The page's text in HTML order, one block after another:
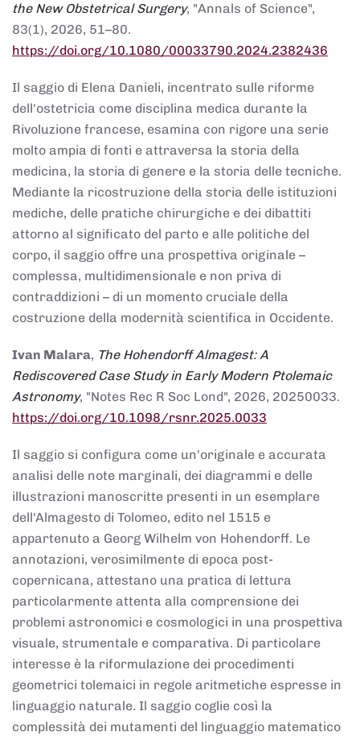
the New Obstetrical Surgery, "Annals of Science",
83(1), 2026, 51–80.
https://doi.org/10.1080/00033790.2024.2382436
Il saggio di Elena Danieli, incentrato sulle riforme
dell'ostetricia come disciplina medica durante la
Rivoluzione francese, esamina con rigore una serie
molto ampia di fonti e attraversa la storia della
medicina, la storia di genere e la storia delle tecniche.
Mediante la ricostruzione della storia delle istituzioni
mediche, delle pratiche chirurgiche e dei dibattiti
attorno al significato del parto e alle politiche del
corpo, il saggio offre una prospettiva originale –
complessa, multidimensionale e non priva di
contraddizioni – di un momento cruciale della
costruzione della modernità scientifica in Occidente.
Ivan Malara, The Hohendorff Almagest: A
Rediscovered Case Study in Early Modern Ptolemaic
Astronomy, "Notes Rec R Soc Lond", 2026, 20250033.
https://doi.org/10.1098/rsnr.2025.0033
Il saggio si configura come un'originale e accurata
analisi delle note marginali, dei diagrammi e delle
illustrazioni manoscritte presenti in un esemplare
dell'Almagesto di Tolomeo, edito nel 1515 e
appartenuto a Georg Wilhelm von Hohendorff. Le
annotazioni, verosimilmente di epoca post-
copernicana, attestano una pratica di lettura
particolarmente attenta alla comprensione dei
problemi astronomici e cosmologici in una prospettiva
visuale, strumentale e comparativa. Di particolare
interesse è la riformulazione dei procedimenti
geometrici tolemaici in regole aritmetiche espresse in
linguaggio naturale. Il saggio coglie così la
complessità dei mutamenti del linguaggio matematico